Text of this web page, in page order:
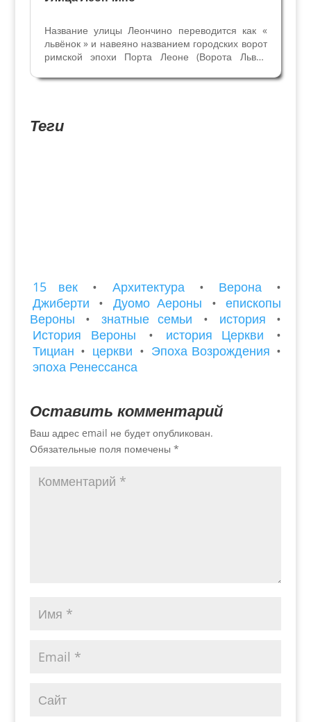
Название улицы Леончино переводится как «
львёнок » и навеяно названием городских ворот
римской эпохи Порта Леоне (Ворота Льва),
направляется к амфитеатру Арена - ещё
Теги
15 век • Архитектура • Верона
•
Джиберти
• Дуомо Аероны •
епископы
Вероны
• знатные семьи • история
•
История Вероны
• история Церкви
•
Тициан • церкви • Эпоха Возрождения •
эпоха Ренессанса
Оставить комментарий
Ваш адрес email не будет опубликован.
Обязательные поля помечены *